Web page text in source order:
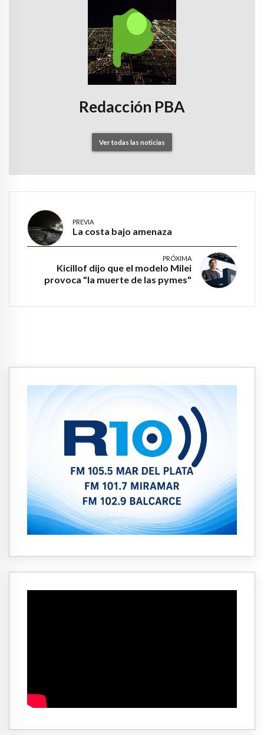
Redacción PBA
Ver todas las noticias
PREVIA
La costa bajo amenaza
PRÓXIMA
Kicillof dijo que el modelo Milei
provoca "la muerte de las pymes"